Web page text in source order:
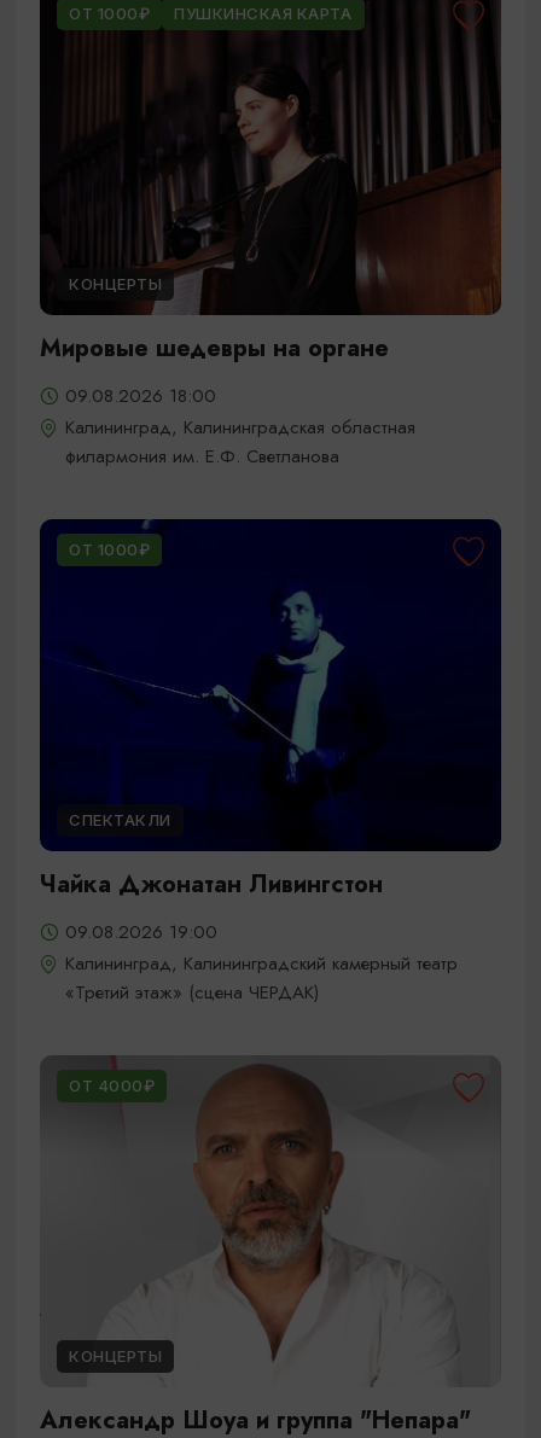
ОТ 1000₽ ПУШКИНСКАЯ КАРТА
КОНЦЕРТЫ
Мировые шедевры на органе
09.08.2026 18:00
Калининград, Калининградская областная
филармония им. Е.Ф. Светланова
ОТ 1000₽
СПЕКТАКЛИ
Чайка Джонатан Ливингстон
09.08.2026 19:00
Калининград, Калининградский камерный театр
«Третий этаж» (сцена ЧЕРДАК)
ОТ 4000₽
КОНЦЕРТЫ
Александр Шоуа и группа "Непара"